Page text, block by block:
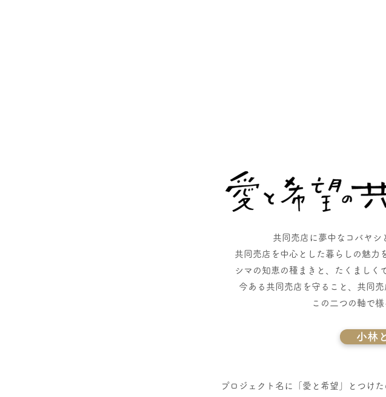
共同売店に夢中なコバヤシ
共同売店を中心とした暮らしの魅力
シマの知恵の種まきと、たくましく
今ある共同売店を守ること、共同
この二つの軸で
小林
プロジェクト名に「愛と希望」とつけ